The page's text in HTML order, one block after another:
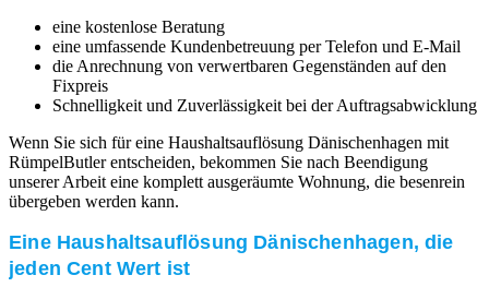
eine kostenlose Beratung
eine umfassende Kundenbetreuung per Telefon und E-Mail
die Anrechnung von verwertbaren Gegenständen auf den
Fixpreis
Schnelligkeit und Zuverlässigkeit bei der Auftragsabwicklung
Wenn Sie sich für eine Haushaltsauflösung Dänischenhagen mit
RümpelButler entscheiden, bekommen Sie nach Beendigung
unserer Arbeit eine komplett ausgeräumte Wohnung, die besenrein
übergeben werden kann.
Eine Haushaltsauflösung Dänischenhagen, die
jeden Cent Wert ist